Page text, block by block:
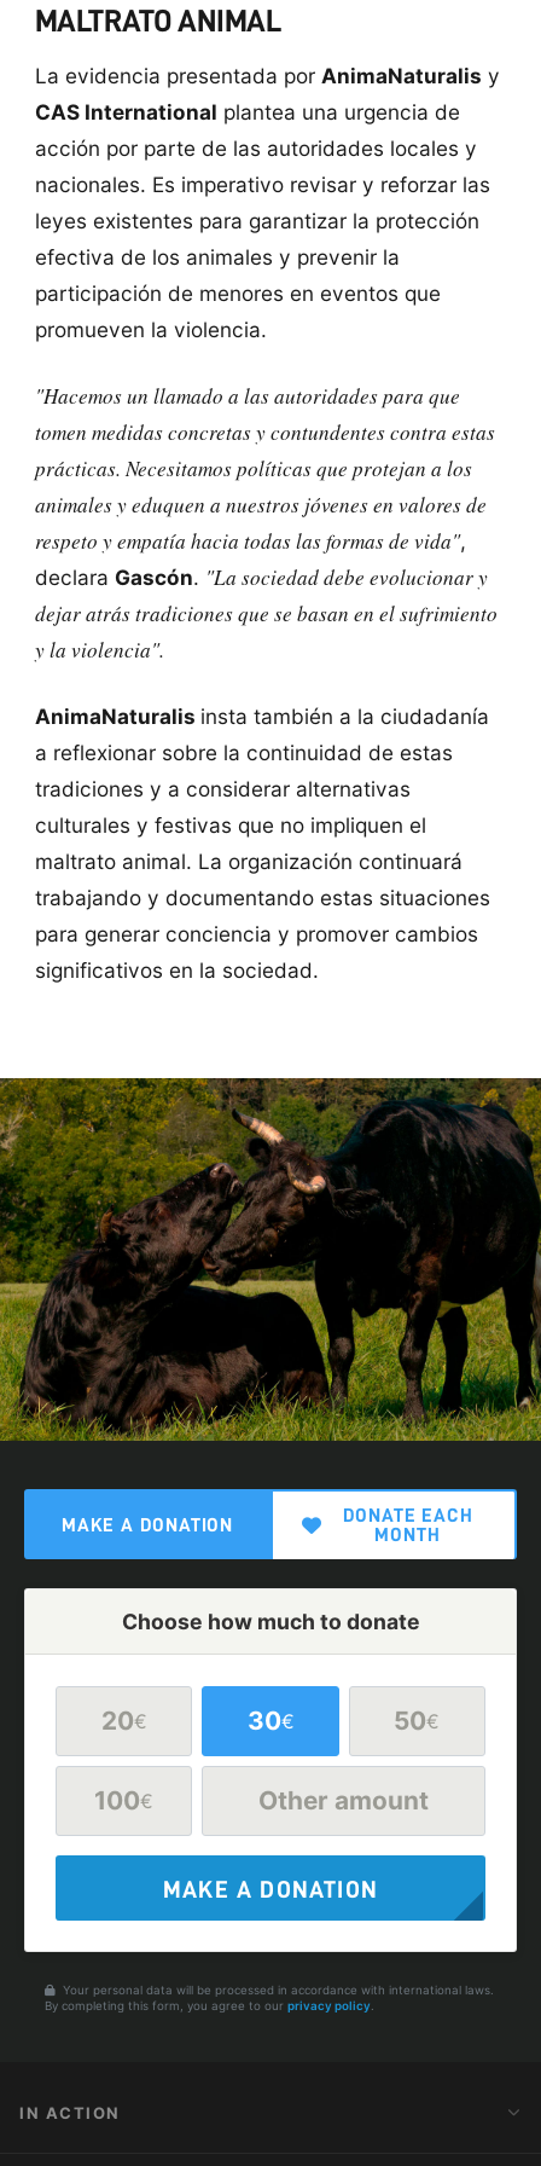
MALTRATO ANIMAL
La evidencia presentada por AnimaNaturalis y
CAS International plantea una urgencia de
acción por parte de las autoridades locales y
nacionales. Es imperativo revisar y reforzar las
leyes existentes para garantizar la protección
efectiva de los animales y prevenir la
participación de menores en eventos que
promueven la violencia.
"Hacemos un llamado a las autoridades para que
tomen medidas concretas y contundentes contra estas
prácticas. Necesitamos políticas que protejan a los
animales y eduquen a nuestros jóvenes en valores de
respeto y empatía hacia todas las formas de vida",
declara Gascón. "La sociedad debe evolucionar y
dejar atrás tradiciones que se basan en el sufrimiento
y la violencia".
AnimaNaturalis insta también a la ciudadanía
a reflexionar sobre la continuidad de estas
tradiciones y a considerar alternativas
culturales y festivas que no impliquen el
maltrato animal. La organización continuará
trabajando y documentando estas situaciones
para generar conciencia y promover cambios
significativos en la sociedad.
MAKE A DONATION
DONATE EACH
MONTH
Choose how much to donate
20€ 30€ 50€
100€ Other amount
MAKE A DONATION
Your personal data will be processed in accordance with international laws.
By completing this form, you agree to our privacy policy
IN ACTION